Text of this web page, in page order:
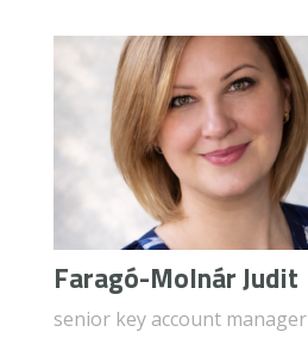
Faragó-Molnár Judit
senior key account manager